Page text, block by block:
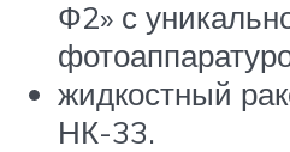
Ф2» с
жидкостный
НК-33.